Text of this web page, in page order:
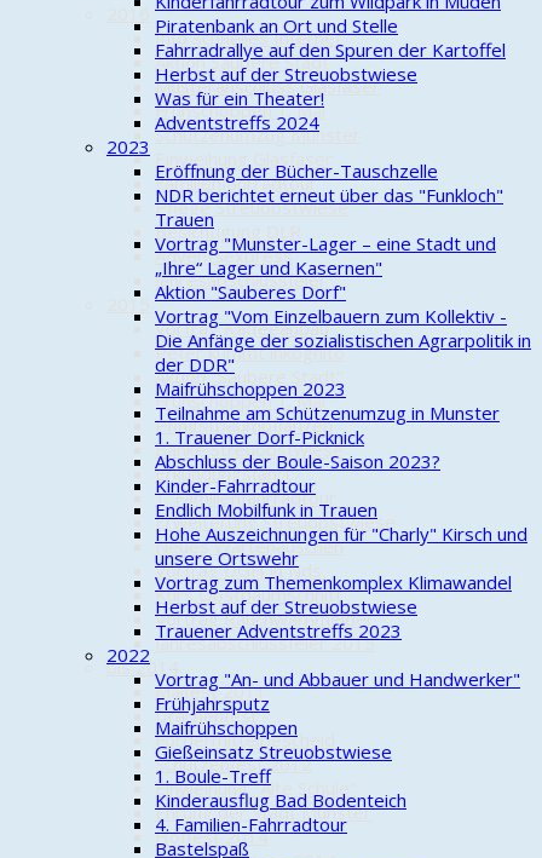
2016
Info schnelles Internet
Aktion Saubere Stadt
Musteranschluss Glasfaser
Frühschoppen 1. Mai
Schützenumzug Munster
Einweihung Glasfaser
Familienfahrradtour
Pflege Streuobstwiese
Besichtigung DLR
Adventsexpress
Jahresabschlussfeier
2015
Vortrag Kaffeeanbau
Peter kümmt inkognito
Aktion "Saubere Stadt"
Frühschoppen 1. Mai
Pfingstbaumpflanzen
Bänke Streuobstwiese
Erkundungsfahrt
1. Familienfahrradtour
Erweiterung Streuobstwiese
Neues Wartehäuschen
Vortrag DGH in Nds.
Kurs Obstbaumschnitt
Vortrag Rauchwarnmelder
Jahresabschlussfeier 2015
bis 2014
Maifest 2011
Drachenfest
Fördermittelbescheid
Schützenfest 2012
Einweihung "Alte Schule"
Ehrung der Stadt Munster
Hoffest 2014
Piratenbank an Ort und Stelle
Fahrradrallye auf den Spuren der Kartoffel
Herbst auf der Streuobstwiese
Was für ein Theater!
Adventstreffs 2024
2023
Eröffnung der Bücher-Tauschzelle
NDR berichtet erneut über das "Funkloch"
Trauen
Vortrag "Munster-Lager – eine Stadt und
„Ihre“ Lager und Kasernen"
Aktion "Sauberes Dorf"
Vortrag "Vom Einzelbauern zum Kollektiv -
Die Anfänge der sozialistischen Agrarpolitik in
der DDR"
Maifrühschoppen 2023
Teilnahme am Schützenumzug in Munster
1. Trauener Dorf-Picknick
Abschluss der Boule-Saison 2023?
Kinder-Fahrradtour
Endlich Mobilfunk in Trauen
Hohe Auszeichnungen für "Charly" Kirsch und
unsere Ortswehr
Vortrag zum Themenkomplex Klimawandel
Herbst auf der Streuobstwiese
Trauener Adventstreffs 2023
2022
Vortrag "An- und Abbauer und Handwerker"
Frühjahrsputz
Maifrühschoppen
Gießeinsatz Streuobstwiese
1. Boule-Treff
Kinderausflug Bad Bodenteich
4. Familien-Fahrradtour
Bastelspaß